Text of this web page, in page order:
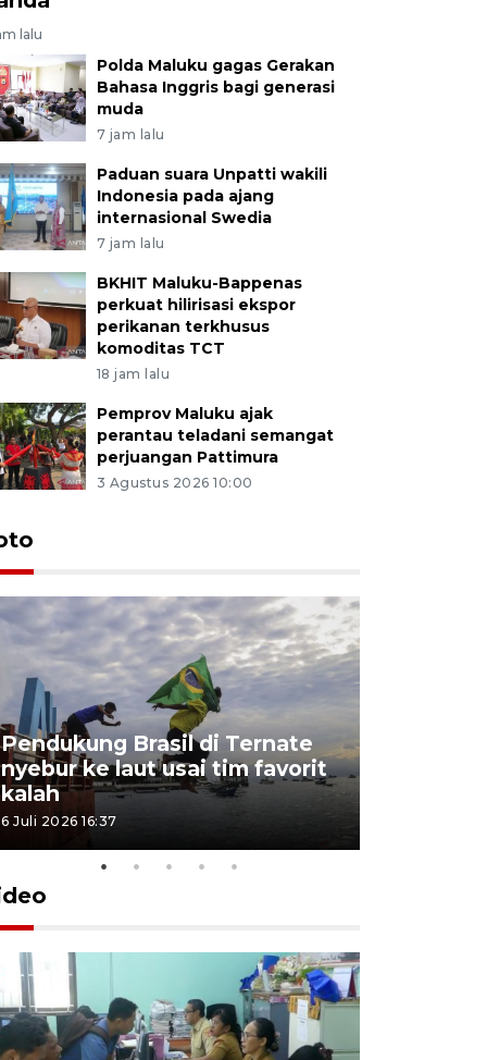
lalu
Polda Maluku gagas Gerakan
Bahasa Inggris bagi generasi
muda
7 jam lalu
Paduan suara Unpatti wakili
Indonesia pada ajang
internasional Swedia
7 jam lalu
BKHIT Maluku-Bappenas
perkuat hilirisasi ekspor
perikanan terkhusus
komoditas TCT
18 jam lalu
Pemprov Maluku ajak
perantau teladani semangat
perjuangan Pattimura
3 Agustus 2026 10:00
Pendukung Brasil di Ternate
nyebur ke laut usai tim favorit
kalah
6 Juli 2026 16:37